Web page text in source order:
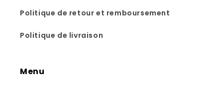
Politique de retour et remboursement
Politique de livraison
Menu